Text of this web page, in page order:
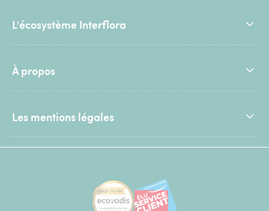
L'écosystème Interflora
À propos
Les mentions légales